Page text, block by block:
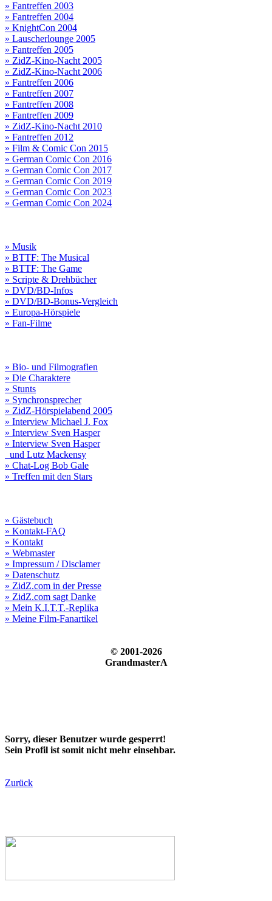
» Fantreffen 2003
» Fantreffen 2004
» KnightCon 2004
» Lauscherlounge 2005
» Fantreffen 2005
» ZidZ-Kino-Nacht 2005
» ZidZ-Kino-Nacht 2006
» Fantreffen 2006
» Fantreffen 2007
» Fantreffen 2008
» Fantreffen 2009
» ZidZ-Kino-Nacht 2010
» Fantreffen 2012
» Film & Comic Con 2015
» German Comic Con 2016
» German Comic Con 2017
» German Comic Con 2019
» German Comic Con 2023
» German Comic Con 2024
» Musik
» BTTF: The Musical
» BTTF: The Game
» Scripte & Drehbücher
» DVD/BD-Infos
» DVD/BD-Bonus-Vergleich
» Europa-Hörspiele
» Fan-Filme
» Bio- und Filmografien
» Die Charaktere
» Stunts
» Synchronsprecher
» ZidZ-Hörspielabend 2005
» Interview Michael J. Fox
» Interview Sven Hasper
» Interview Sven Hasper
und Lutz Mackensy
» Chat-Log Bob Gale
» Treffen mit den Stars
» Gästebuch
» Kontakt-FAQ
» Kontakt
» Webmaster
» Impressum / Disclamer
» Datenschutz
» ZidZ.com in der Presse
» ZidZ.com sagt Danke
» Mein K.I.T.T.-Replika
» Meine Film-Fanartikel
© 2001-2026
GrandmasterA
Sorry, dieser Benutzer wurde gesperrt!
Sein Profil ist somit nicht mehr einsehbar.
Zurück